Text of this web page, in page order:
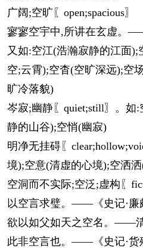
广阔;空旷〖open;spacious〗
寥寥空宇中,所讲在玄虚。
又如:空江(浩瀚寂静的江面
空;云霄);空杳(空旷深远);空
旷冷落貌)
岑寂;幽静〖quiet;still〗。如
静的山谷);空悄(幽寂)
明净无挂碍〖
境);空意(清虚的心境);空洒
空洞而不实际;空泛;虚构〖
以空言求璧。——《史记·廉
欲以如父如天之空名。——清
此非空言也。——《史记·货